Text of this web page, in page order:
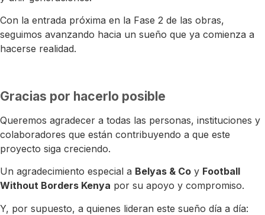
Con la entrada próxima en la Fase 2 de las obras,
seguimos avanzando hacia un sueño que ya comienza a
hacerse realidad.
Gracias por hacerlo posible
Queremos agradecer a todas las personas, instituciones y
colaboradores que están contribuyendo a que este
proyecto siga creciendo.
Un agradecimiento especial a Belyas & Co y Football
Without Borders Kenya por su apoyo y compromiso.
Y, por supuesto, a quienes lideran este sueño día a día: